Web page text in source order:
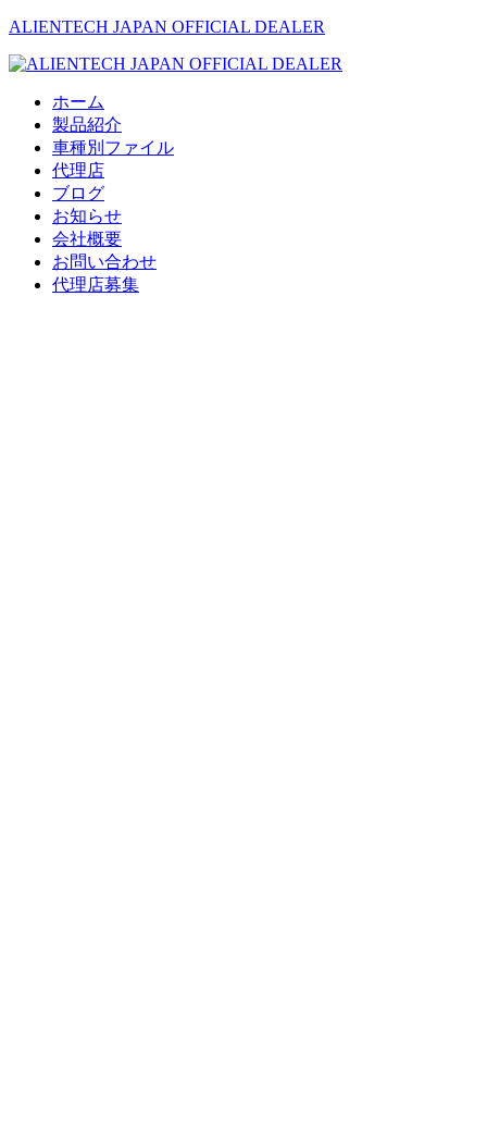
ALIENTECH JAPAN OFFICIAL DEALER
ホーム
製品紹介
車種別ファイル
代理店
ブログ
お知らせ
会社概要
お問い合わせ
代理店募集